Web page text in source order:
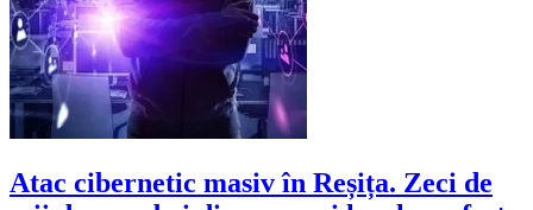
Atac cibernetic masiv în Reșița. Zeci de